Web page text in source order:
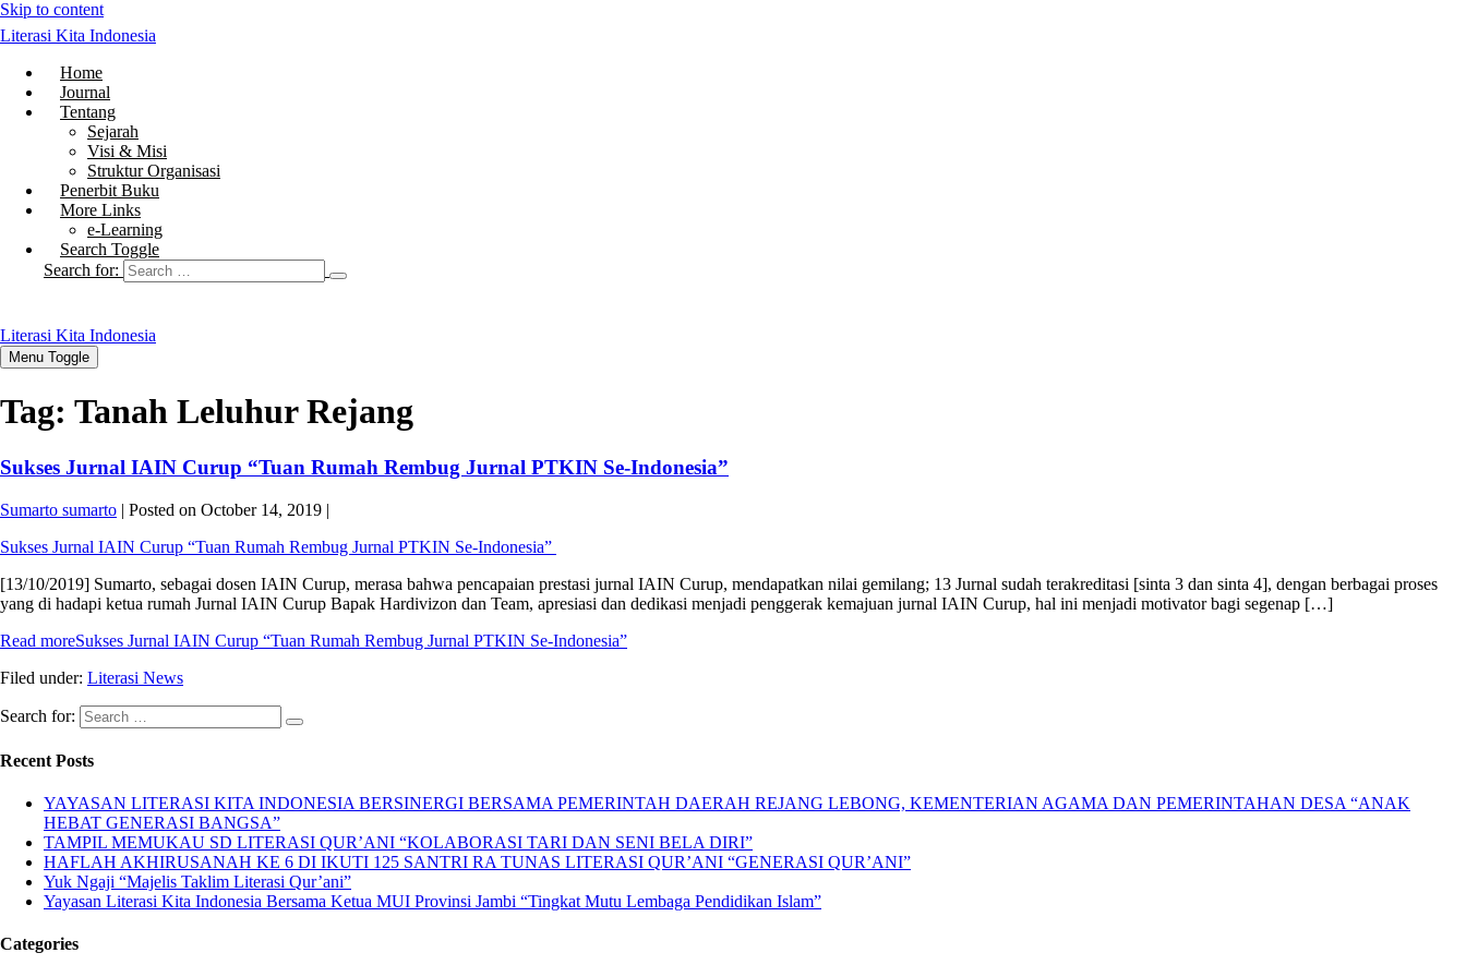
Skip to content
Literasi Kita Indonesia
Home
Journal
Tentang
Sejarah
Visi & Misi
Struktur Organisasi
Penerbit Buku
More Links
e-Learning
Search Toggle
Search for:
Literasi Kita Indonesia
Menu Toggle
Tag: Tanah Leluhur Rejang
Sukses Jurnal IAIN Curup “Tuan Rumah Rembug Jurnal PTKIN Se-Indonesia”
Sumarto sumarto | Posted on October 14, 2019 |
Sukses Jurnal IAIN Curup “Tuan Rumah Rembug Jurnal PTKIN Se-Indonesia”
[13/10/2019] Sumarto, sebagai dosen IAIN Curup, merasa bahwa pencapaian prestasi jurnal IAIN Curup, mendapatkan nilai gemilang; 13 Jurnal sudah terakreditasi [sinta 3 dan sinta 4], dengan berbagai proses
yang di hadapi ketua rumah Jurnal IAIN Curup Bapak Hardivizon dan Team, apresiasi dan dedikasi menjadi penggerak kemajuan jurnal IAIN Curup, hal ini menjadi motivator bagi segenap […]
Read moreSukses Jurnal IAIN Curup “Tuan Rumah Rembug Jurnal PTKIN Se-Indonesia”
Filed under: Literasi News
Search for:
Recent Posts
YAYASAN LITERASI KITA INDONESIA BERSINERGI BERSAMA PEMERINTAH DAERAH REJANG LEBONG, KEMENTERIAN AGAMA DAN PEMERINTAHAN DESA “ANAK
HEBAT GENERASI BANGSA”
TAMPIL MEMUKAU SD LITERASI QUR’ANI “KOLABORASI TARI DAN SENI BELA DIRI”
HAFLAH AKHIRUSANAH KE 6 DI IKUTI 125 SANTRI RA TUNAS LITERASI QUR’ANI “GENERASI QUR’ANI”
Yuk Ngaji “Majelis Taklim Literasi Qur’ani”
Yayasan Literasi Kita Indonesia Bersama Ketua MUI Provinsi Jambi “Tingkat Mutu Lembaga Pendidikan Islam”
Categories